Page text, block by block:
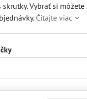
skrutky. Vybrať si
Čítajte viac